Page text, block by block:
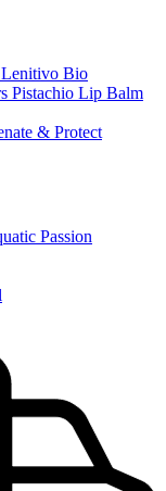
Bio
Pistachio Lip Balm
& Protect
Passion